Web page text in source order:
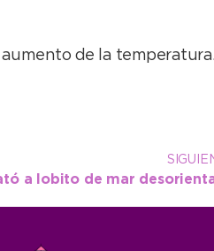
de la
a lobito de mar